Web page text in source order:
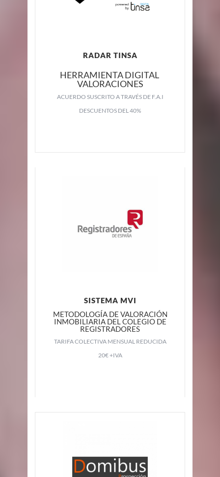
RADAR TINSA
HERRAMIENTA DIGITAL
VALORACIONES
ACUERDO SUSCRITO A TRAVÉS DE F.A.I
DESCUENTOS DEL 40%
SISTEMA MVI
METODOLOGÍA DE VALORACIÓN
INMOBILIARIA DEL COLEGIO DE
REGISTRADORES
TARIFA COLECTIVA MENSUAL REDUCIDA
20€ +IVA